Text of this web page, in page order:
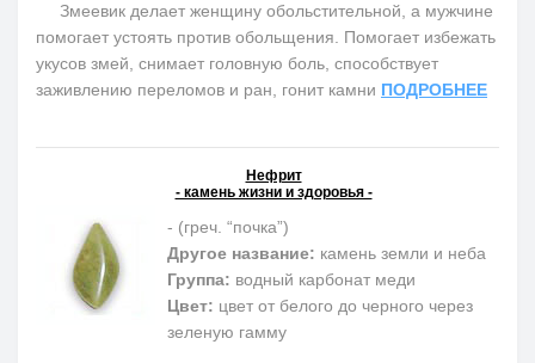
Змеевик делает женщину обольстительной, а мужчине
помогает устоять против обольщения. Помогает избежать
укусов змей, снимает головную боль, способствует
заживлению переломов и ран, гонит камни ПОДРОБНЕЕ
Нефрит
- камень жизни и здоровья -
- (греч. “почка”)
Другое название: камень земли и неба
Группа: водный карбонат меди
Цвет: цвет от белого до черного через
зеленую гамму